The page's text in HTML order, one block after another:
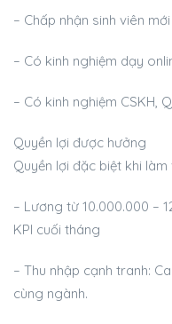
– Chấp nhận sinh viên
– Có kinh nghiệm dạy
– Có kinh nghiệm CSKH,
Quyền lợi được hưởng
Quyền lợi đặc biệt khi làm
– Lương từ 10.000.000 –
KPI cuối tháng
– Thu nhập cạnh tranh:
cùng ngành.